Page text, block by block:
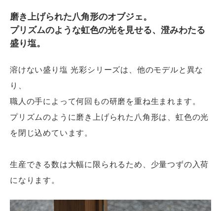
磨き上げられた八角形のオブジェ。
プリズムのような虹色の光を見せる、澄みわたる
盛り塩。
溶けない盛り塩 光彩シリーズは、他のモデルと異な
り、
職人の手によって何回もの研磨を重ね生まれます。
プリズムのように磨き上げられた八角形は、虹色の光
を閉じ込めています。
生産できる数は大幅に限られるため、少量つずの入荷
になります。